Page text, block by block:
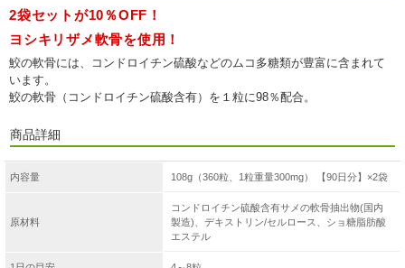
2袋セットが10％OFF！
ヨシキリザメ軟骨を使用！
鮫の軟骨には、コンドロイチン硫酸などのムコ多糖類が豊富に含まれて
います。
鮫の軟骨（コンドロイチン硫酸含有）を１粒に98％配合。
商品詳細
内容量 108g（360粒、1粒重量300mg） 【90日分】×2袋
原材料
コンドロイチン硫酸含有サメの軟骨抽出物(国内
製造)、デキストリン/セルロース、ショ糖脂肪酸
エステル